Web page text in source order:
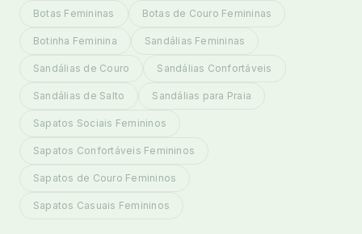
Botas Femininas Botas de Couro Femininas
Botinha Feminina Sandálias Femininas
Sandálias de Couro Sandálias Confortáveis
Sandálias de Salto Sandálias para Praia
Sapatos Sociais Femininos
Sapatos Confortáveis Femininos
Sapatos de Couro Femininos
Sapatos Casuais Femininos